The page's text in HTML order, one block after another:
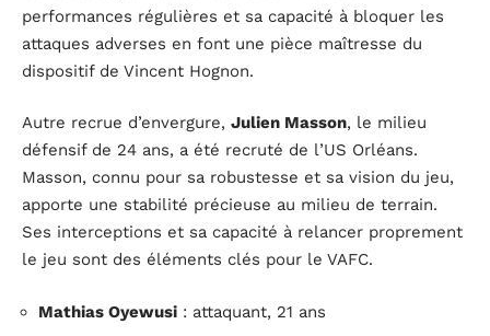
performances régulières et sa capacité à bloquer les
attaques adverses en font une pièce maîtresse du
dispositif de Vincent Hognon.
Autre recrue d’envergure, Julien Masson, le milieu
défensif de 24 ans, a été recruté de l’US Orléans.
Masson, connu pour sa robustesse et sa vision du jeu,
apporte une stabilité précieuse au milieu de terrain.
Ses interceptions et sa capacité à relancer proprement
le jeu sont des éléments clés pour le VAFC.
Mathias Oyewusi : attaquant, 21 ans